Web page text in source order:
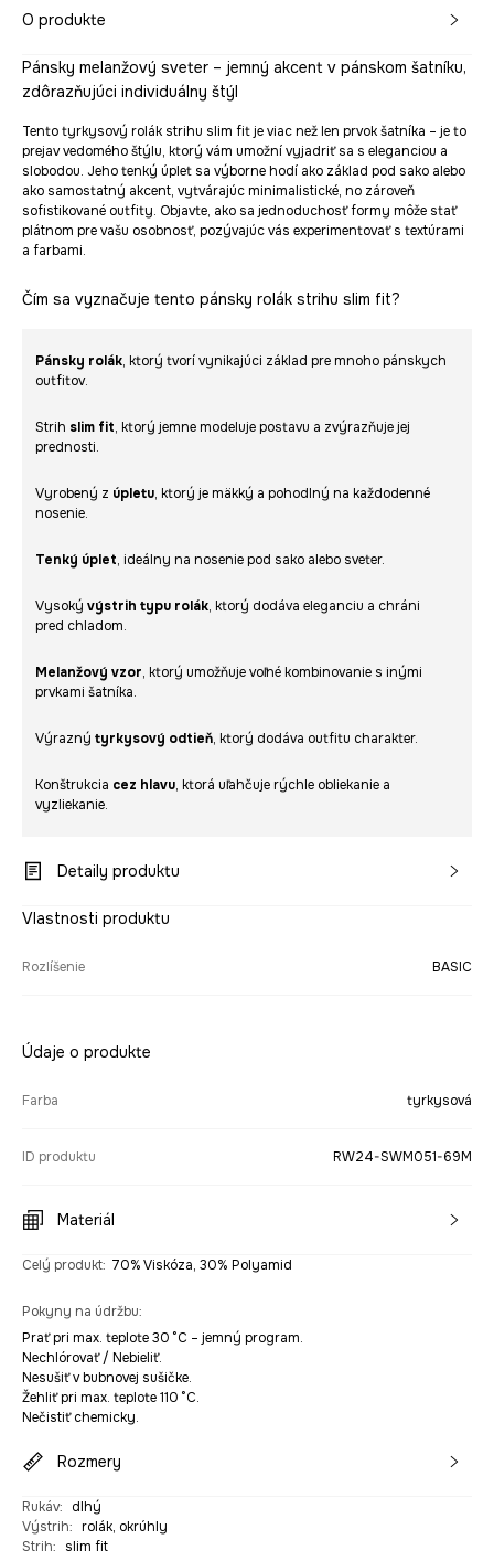
O produkte
Pánsky melanžový sveter – jemný akcent v pánskom šatníku,
zdôrazňujúci individuálny štýl
Tento tyrkysový rolák strihu slim fit je viac než len prvok šatníka – je to
prejav vedomého štýlu, ktorý vám umožní vyjadriť sa s eleganciou a
slobodou. Jeho tenký úplet sa výborne hodí ako základ pod sako alebo
ako samostatný akcent, vytvárajúc minimalistické, no zároveň
sofistikované outfity. Objavte, ako sa jednoduchosť formy môže stať
plátnom pre vašu osobnosť, pozývajúc vás experimentovať s textúrami
a farbami.
Čím sa vyznačuje tento pánsky rolák strihu slim fit?
Pánsky rolák, ktorý tvorí vynikajúci základ pre mnoho pánskych
outfitov.
Strih slim fit, ktorý jemne modeluje postavu a zvýrazňuje jej
prednosti.
Vyrobený z úpletu, ktorý je mäkký a pohodlný na každodenné
nosenie.
Tenký úplet, ideálny na nosenie pod sako alebo sveter.
Vysoký výstrih typu rolák, ktorý dodáva eleganciu a chráni
pred chladom.
Melanžový vzor, ktorý umožňuje voľné kombinovanie s inými
prvkami šatníka.
Výrazný tyrkysový odtieň, ktorý dodáva outfitu charakter.
Konštrukcia cez hlavu, ktorá uľahčuje rýchle obliekanie a
vyzliekanie.
Detaily produktu
Vlastnosti produktu
Rozlíšenie BASIC
Údaje o produkte
Farba tyrkysová
ID produktu RW24-SWM051-69M
Materiál
Celý produkt: 70% Viskóza, 30% Polyamid
Pokyny na údržbu:
Prať pri max. teplote 30 °C – jemný program.
Nechlórovať / Nebieliť.
Nesušiť v bubnovej sušičke.
Žehliť pri max. teplote 110 °C.
Nečistiť chemicky.
Rozmery
Rukáv:
dlhý
Výstrih: rolák, okrúhly
Strih: slim fit